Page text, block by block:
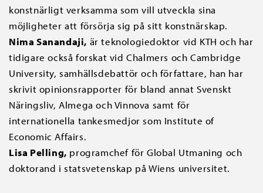
konstnärligt verksamma som vill utveckla sina
möjligheter att försörja sig på sitt konstnärskap.
Nima Sanandaji, är teknologiedoktor vid KTH och har
tidigare också forskat vid Chalmers och Cambridge
University, samhällsdebattör och författare, han har
skrivit opinionsrapporter för bland annat Svenskt
Näringsliv, Almega och Vinnova samt för
internationella tankesmedjor som Institute of
Economic Affairs.
Lisa Pelling, programchef för Global Utmaning och
doktorand i statsvetenskap på Wiens universitet.